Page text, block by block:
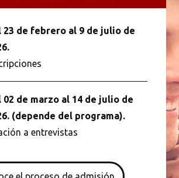
23 de febrero al 9 de julio de
02 de marzo al 14 de julio de
(depende del programa).
a entrevistas